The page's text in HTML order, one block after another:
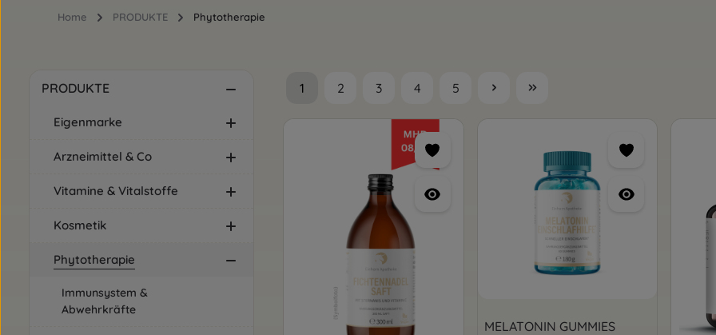
Home PRODUKTE Phytotherapie
PRODUKTE
Eigenmarke
Arzneimittel & Co
Vitamine & Vitalstoffe
Kosmetik
Phytotherapie
Immunsystem &
Abwehrkräfte
Seite
1
Seite
2
Seite
3
Seite
4
Seite
5
MELATONIN GUMMIES